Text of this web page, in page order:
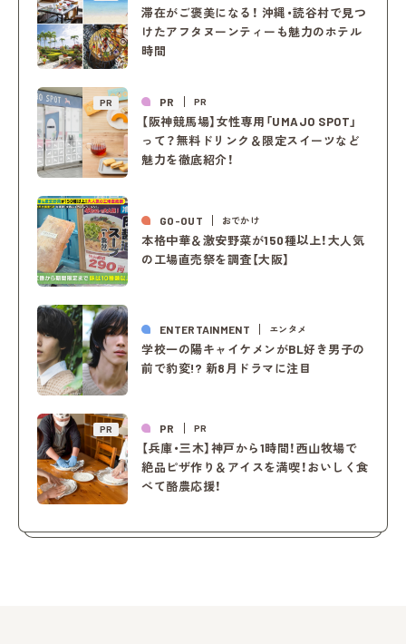
滞在がご褒美になる！ 沖縄・読谷村で見つ
けたアフタヌーンティーも魅力のホテル
時間
PR PR PR
【阪神競馬場】女性専用「UMAJO SPOT」
って？無料ドリンク＆限定スイーツなど
魅力を徹底紹介！
GO-OUT おでかけ
本格中華＆激安野菜が150種以上！大人気
の工場直売祭を調査【大阪】
ENTERTAINMENT エンタメ
学校一の陽キャイケメンがBL好き男子の
前で豹変!? 新8月ドラマに注目
PR PR PR
【兵庫・三木】神戸から1時間！西山牧場で
絶品ピザ作り＆アイスを満喫！おいしく食
べて酪農応援！